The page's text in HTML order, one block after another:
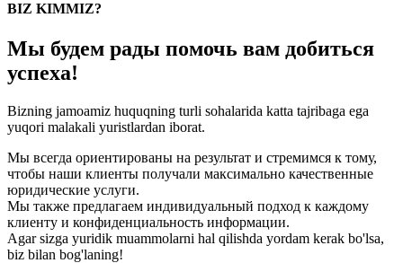
BIZ KIMMIZ?
Мы будем рады помочь вам добиться
успеха!
Bizning jamoamiz huquqning turli sohalarida katta tajribaga ega
yuqori malakali yuristlardan iborat.
Мы всегда ориентированы на результат и стремимся к тому,
чтобы наши клиенты получали максимально качественные
юридические услуги.
Мы также предлагаем индивидуальный подход к каждому
клиенту и конфиденциальность информации.
Agar sizga yuridik muammolarni hal qilishda yordam kerak bo'lsa,
biz bilan bog'laning!